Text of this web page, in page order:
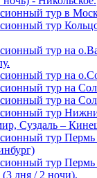
тур в
тур
тур на
тур на
тур на
тур на
тур
Суздаль –
тур
тур Пермь
дня / 2 ночи).